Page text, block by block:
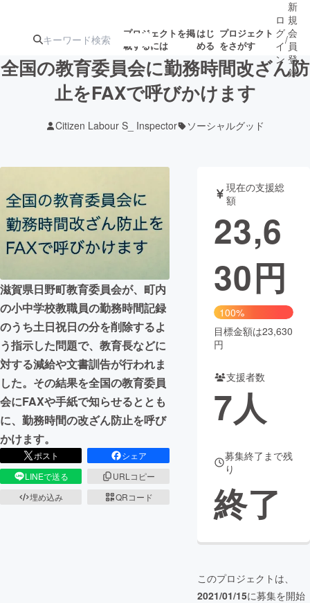
プロジェクトを掲
載するには
はじ
める
プロジェクト
をさがす
ターン
ジェクト
ロジェクト
されます
音楽
テクノロジー・ガジェット ゲーム・
書籍・雑誌
ビジネス・起業 チャレンジ
まちづくり・地域活性化
CAMPFIRE for Social Good
CAMPFIRE Creation
CAMPFIREふるさと納税machi-ya コミュニティ
ロ
グ
イ
ン
/
新
規
会
員
登
録
全国の教育委員会に勤務時間改ざん防
止をFAXで呼びかけます
Citizen Labour S_ Inspector ソーシャルグッド
滋賀県日野町教育委員会が、町内
の小中学校教職員の勤務時間記録
のうち土日祝日の分を削除するよ
う指示した問題で、教育長などに
対する減給や文書訓告が行われま
した。その結果を全国の教育委員
会にFAXや手紙で知らせるととも
に、勤務時間の改ざん防止を呼び
かけます。
ポスト
シェア
LINEで送る
URLコピー
埋め込み
QRコード
現在の支援総
額
23,6
30円
100%
目標金額は23,630
円
支援者数
7人
募集終了まで残
り
終了
このプロジェクトは、
2021/01/15に募集を開始